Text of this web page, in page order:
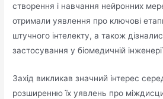
створення і навчання нейронних
отримали уявлення про ключові
штучного інтелекту, а також
застосування у біомедичній
Захід викликав значний інтерес
розширенню їх уявлень про